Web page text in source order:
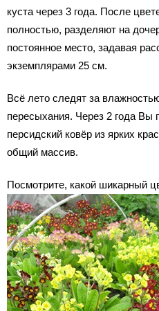
куста через 3 года. После
полностью, разделяют на
постоянное место, задавая
экземплярами 25 см.
Всё лето следят за
пересыхания. Через 2 года Вы
персидский ковёр из ярких
общий массив.
Посмотрите, какой шикарный